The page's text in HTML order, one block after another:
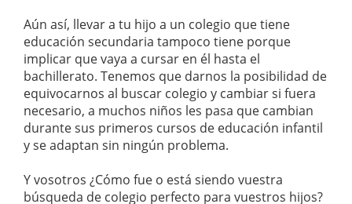
Aún así, llevar a tu hijo a un colegio que tiene
educación secundaria tampoco tiene porque
implicar que vaya a cursar en él hasta el
bachillerato. Tenemos que darnos la posibilidad de
equivocarnos al buscar colegio y cambiar si fuera
necesario, a muchos niños les pasa que cambian
durante sus primeros cursos de educación infantil
y se adaptan sin ningún problema.
Y vosotros ¿Cómo fue o está siendo vuestra
búsqueda de colegio perfecto para vuestros hijos?